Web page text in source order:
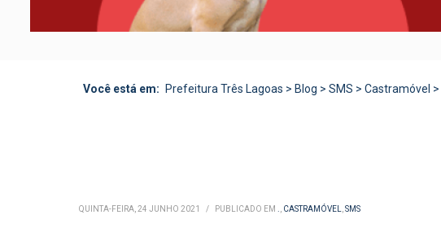
Você está em: Prefeitura Três Lagoas > Blog > SMS > Castramóvel >
QUINTA-FEIRA, 24 JUNHO 2021 / PUBLICADO EM ., CASTRAMÓVEL,SMS